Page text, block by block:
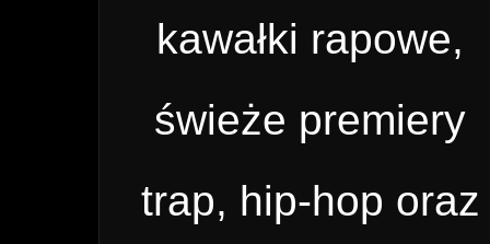
kawałki rapowe,
świeże premiery
trap, hip-hop oraz